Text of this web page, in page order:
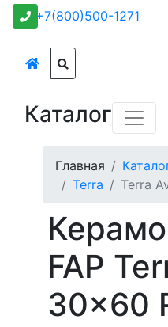
+7(800)500-1271
Каталог
Главная
Terra
Terra
FAP
30x60